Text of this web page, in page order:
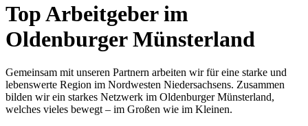
Top Arbeitgeber im
Oldenburger Münsterland
Gemeinsam mit unseren Partnern arbeiten wir für eine starke und
lebenswerte Region im Nordwesten Niedersachsens. Zusammen
bilden wir ein starkes Netzwerk im Oldenburger Münsterland,
welches vieles bewegt – im Großen wie im Kleinen.